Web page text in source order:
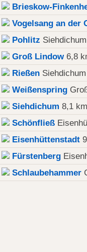
Brieskow-
Vogelsang an der
Pohlitz
Groß Lindow6,8
Rießen
Weißenspring
Siehdichum 8,1 km
Schönfließ
Eisenhüttenstadt
Fürstenberg
Schlaubehammer